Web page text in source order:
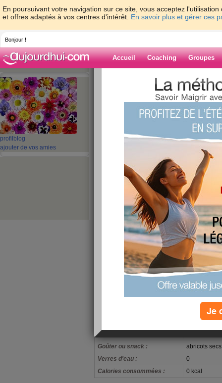
En poursuivant votre navigation sur ce site, vous acceptez
et offres adaptés à vos centres d'intérêt. En savoir plus et gérer ces
Bonjour !
Accueil Coaching Groupes
profil blog
ajouter de vos amies
> SCARLATINE >
Blog de
Narcisse !!( mon
boum!!! )
publié le 10/11/2007 à 01:37
Jolie nom pour une fleur me direz vous , mais
ne suis pas comme Narcisse , je ne
fois que je venais sur mon blog , donc c est à
, je vous souhaite une bonne nuit et un bon
Calories consommées 1500 kcal compteur de
ps : et oui je m absente 30mn de mon ordi et
des mots gentils alors là , je ne voux explique
hihi je viendrais cet apres midi vous repondre
Pain
Jambon
Déjeuner :
Goûter ou snack :
abricots secs
Verres d'eau :
0
Calories consommées :
0 kcal
Je